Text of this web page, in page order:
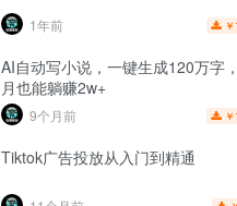
1年前 ￥
AI自动写小说，一键生成120万字
月也能躺赚2w+
9个月前 ￥
Tiktok广告投放从入门到精通